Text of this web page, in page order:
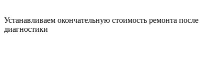
Устанавливаем окончательную стоимость ремонта после
диагностики